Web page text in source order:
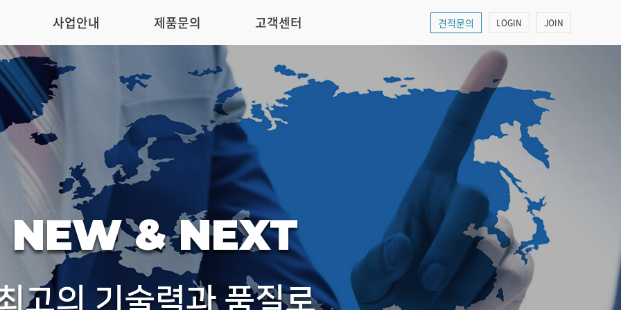
견적문의 LOGIN JOIN
사업안내 제품문의 고객센터
NEW & NEXT
고의 기술력과 품질로